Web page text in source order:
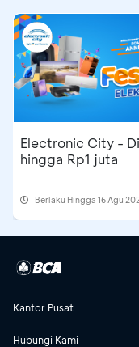
Electronic City -
hingga Rp1 juta
Berlaku Hingga 16 Agu
Kantor Pusat
Hubungi Kami